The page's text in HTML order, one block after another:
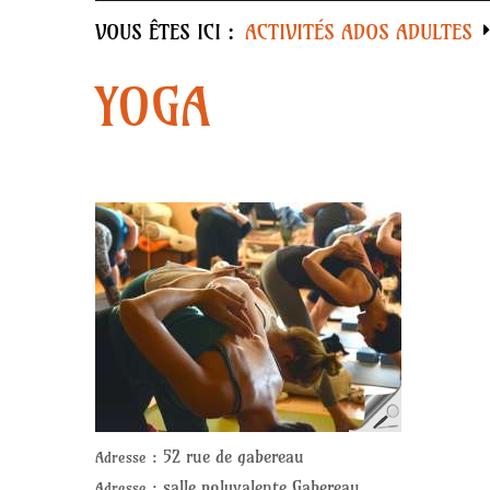
VOUS ÊTES ICI : ACTIVITÉS ADOS ADULTES
YOGA
Adresse : 52 rue de gabereau